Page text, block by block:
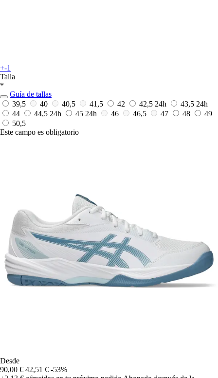
+-1
Talla
*
Guía de tallas
39,5
40 40,5 41,5 42 42,5 24h 43,5 24h
44
44,5 24h 45 24h 46 46,5 47 48
49
50,5
Este campo es obligatorio
Desde
90,00 € 42,51 € -53%